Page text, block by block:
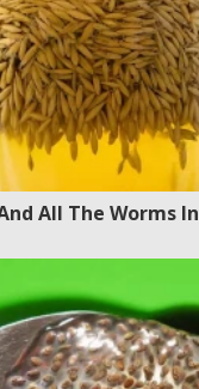
All The Worms